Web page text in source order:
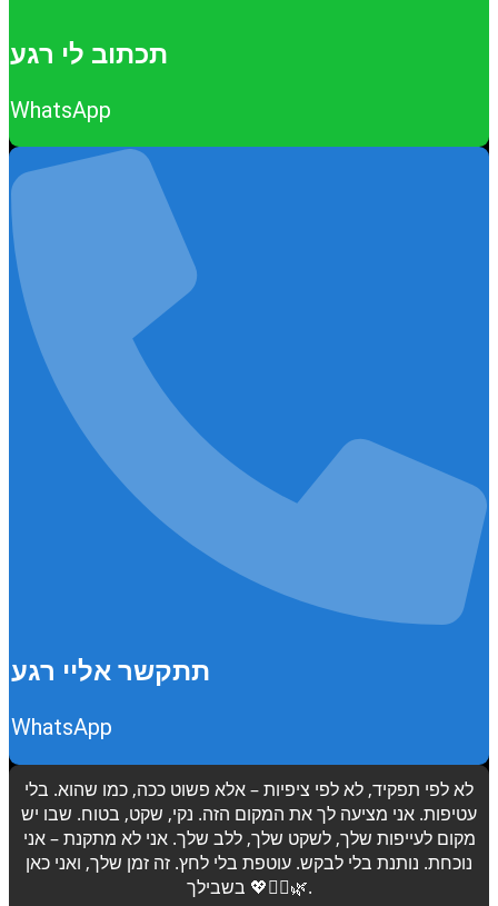
תכתוב לי רגע
WhatsApp
תתקשר אליי רגע
WhatsApp
לא לפי תפקיד, לא לפי ציפיות – אלא פשוט ככה, כמו שהוא. בלי
עטיפות. אני מציעה לך את המקום הזה. נקי, שקט, בטוח. שבו יש
מקום לעייפות שלך, לשקט שלך, ללב שלך. אני לא מתקנת – אני
נוכחת. נותנת בלי לבקש. עוטפת בלי לחץ. זה זמן שלך, ואני כאן
בשבילך 💖💆‍♂️🌿.